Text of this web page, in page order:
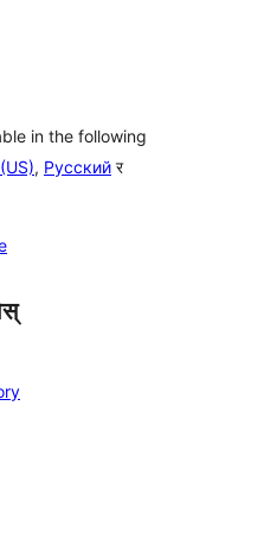
in the following
, Русский र